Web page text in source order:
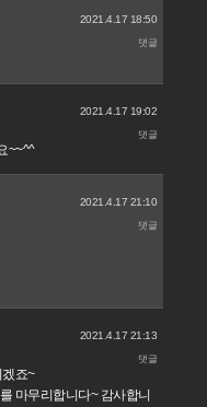
2021.4.17 18:50
댓글
2021.4.17 19:02
댓글
~~^^
2021.4.17 21:10
댓글
2021.4.17 21:13
댓글
겠죠~
마무리합니다~ 감사합니